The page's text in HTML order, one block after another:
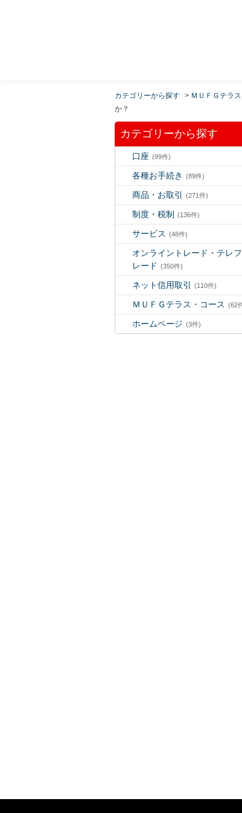
カテゴリーから探す > ＭＵＦＧテラ
か？
カテゴリーから探す
口座 (99件)
各種お手続き (89件)
商品・お取引 (271件)
制度・税制 (136件)
サービス (48件)
オンライントレード・テレ
レード (350件)
ネット信用取引 (110件)
ＭＵＦＧテラス・コース (62
ホームページ (3件)